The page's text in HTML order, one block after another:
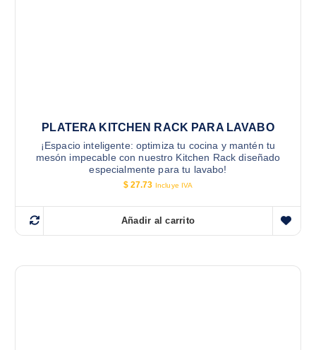
PLATERA KITCHEN RACK PARA LAVABO
¡Espacio inteligente: optimiza tu cocina y mantén tu
mesón impecable con nuestro Kitchen Rack diseñado
especialmente para tu lavabo!
$27.73 Incluye IVA
Añadir al carrito